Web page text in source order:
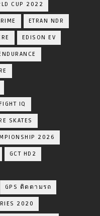
CUP 2022
ETRAN NDR
EDISON EV
FIGHT IQ
SKATES
2026
GCT HD2
GPS ติดตามรถ
2020